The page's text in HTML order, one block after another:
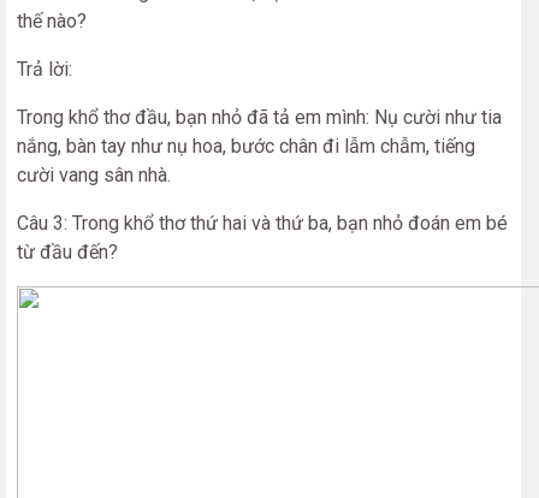
thế nào?
Trả lời:
Trong khổ thơ đầu, bạn nhỏ đã tả em mình: Nụ cười như tia
nắng, bàn tay như nụ hoa, bước chân đi lẫm chẫm, tiếng
cười vang sân nhà.
Câu 3: Trong khổ thơ thứ hai và thứ ba, bạn nhỏ đoán em bé
từ đầu đến?